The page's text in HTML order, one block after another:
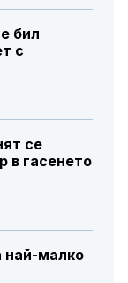
бил
с
се
в гасенето
най-малко